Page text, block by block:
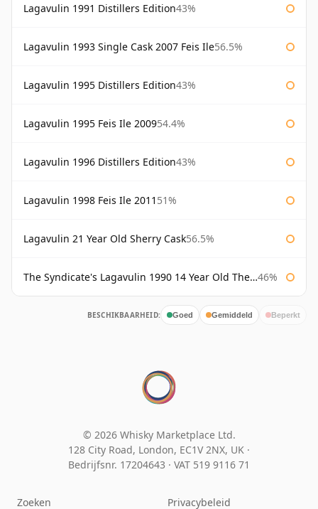
Lagavulin 1991 Distillers Edition43%
Lagavulin 1993 Single Cask 2007 Feis Ile56.5%
Lagavulin 1995 Distillers Edition43%
Lagavulin 1995 Feis Ile 200954.4%
Lagavulin 1996 Distillers Edition43%
Lagavulin 1998 Feis Ile 2011 51%
Lagavulin 21 Year Old Sherry Cask56.5%
The Syndicate's Lagavulin 1990 14 Year Old The Syndicate 46%
BESCHIKBAARHEID: Goed Gemiddeld Beperkt
© 2026 Whisky Marketplace Ltd.
128 City Road, London, EC1V 2NX, UK ·
Bedrijfsnr. 17204643 · VAT 519 9116 71
Zoeken Privacybeleid